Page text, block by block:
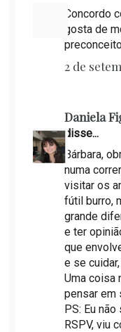
Concordo
gosta de
2 de
Daniela
disse...
Bárbara,
numa
visitar os
fútil burro,
grande
e ter
que
e se
Uma coisa
pensar em
PS: Eu
RSPV, viu